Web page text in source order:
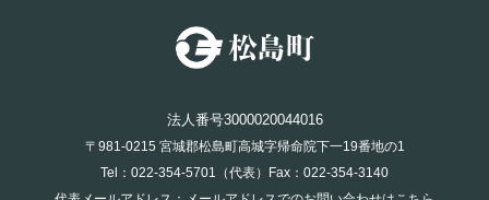
法人番号3000020044016
〒981-0215 宮城郡松島町高城字帰命院下一19番地の1
Tel：022-354-5701（代表）Fax：022-354-3140